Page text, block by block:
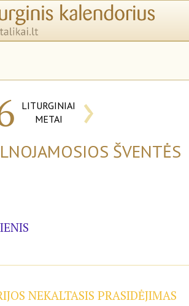
LITURGINIAI
METAI
›
ŠVENTĖS
NEKALTASIS PRASIDĖJIMAS